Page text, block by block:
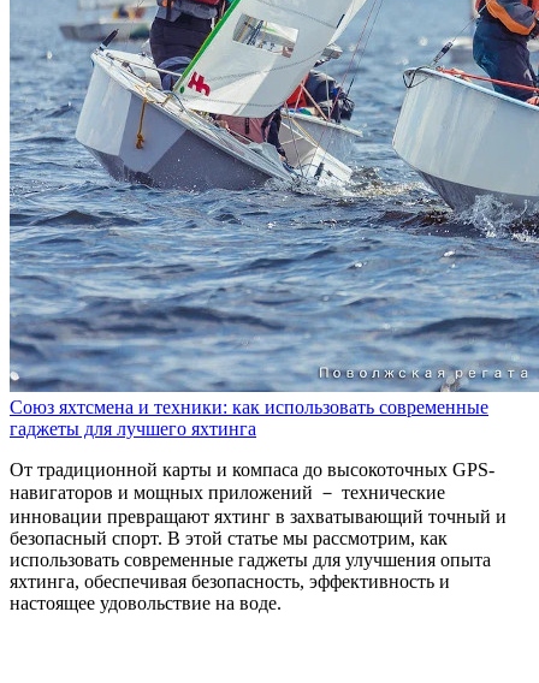
Союз яхтсмена и техники: как использовать современные
гаджеты для лучшего яхтинга
От традиционной карты и компаса до высокоточных GPS-
навигаторов и мощных приложений － технические
инновации превращают яхтинг в захватывающий точный и
безопасный спорт. В этой статье мы рассмотрим, как
использовать современные гаджеты для улучшения опыта
яхтинга, обеспечивая безопасность, эффективность и
настоящее удовольствие на воде.